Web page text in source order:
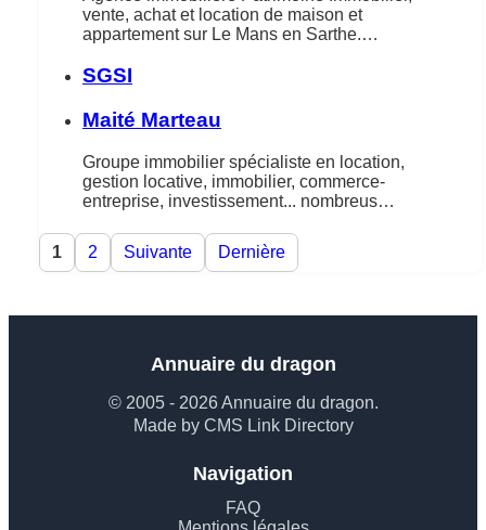
vente, achat et location de maison et
appartement sur Le Mans en Sarthe.…
SGSI
Maité Marteau
Groupe immobilier spécialiste en location,
gestion locative, immobilier, commerce-
entreprise, investissement... nombreus…
1 2 Suivante Dernière
Annuaire du dragon
© 2005 - 2026 Annuaire du dragon.
Made by CMS Link Directory
Navigation
FAQ